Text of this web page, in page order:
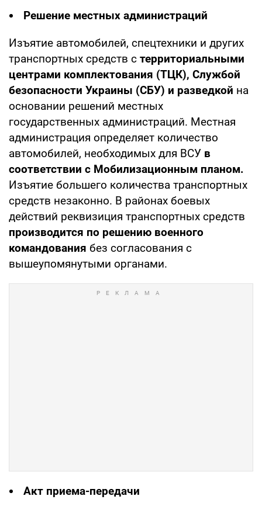
Решение местных администраций
Изъятие автомобилей, спецтехники и других
транспортных средств с территориальными
центрами комплектования (ТЦК), Службой
безопасности Украины (СБУ) и разведкой на
основании решений местных
государственных администраций. Местная
администрация определяет количество
автомобилей, необходимых для ВСУ в
соответствии с Мобилизационным планом.
Изъятие большего количества транспортных
средств незаконно. В районах боевых
действий реквизиция транспортных средств
производится по решению военного
командования без согласования с
вышеупомянутыми органами.
Акт приема-передачи